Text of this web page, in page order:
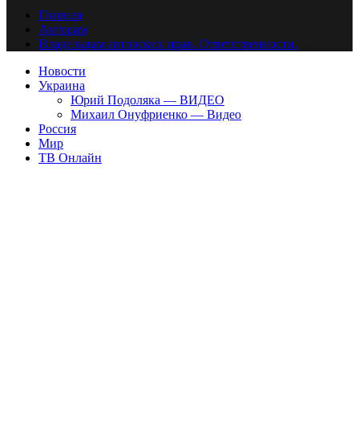
Главная
Авторам
Владельцам авторских прав. Ответственности.
Новости
Украина
Юрий Подоляка — ВИДЕО
Михаил Онуфриенко — Видео
Россия
Мир
ТВ Онлайн